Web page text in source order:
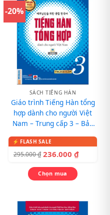
-20%
SÁCH TIẾNG HÀN
Giáo trình Tiếng Hàn tổng
hợp dành cho người Việt
Nam – Trung cấp 3 – Bản
295.000₫ 236.000 ₫
Chọn mua